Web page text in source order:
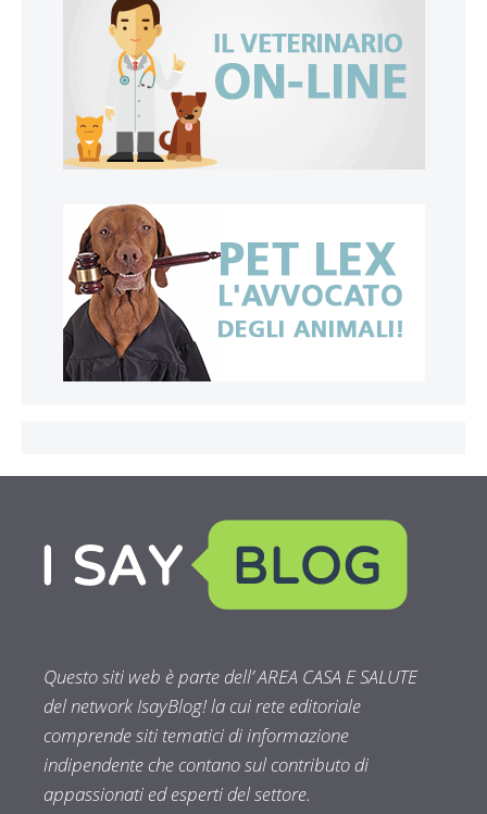
Questo siti web è parte dell’ AREA CASA E SALUTE
del network IsayBlog! la cui rete editoriale
comprende siti tematici di informazione
indipendente che contano sul contributo di
appassionati ed esperti del settore.